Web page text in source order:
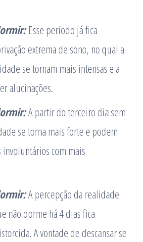
Esse período já fica
extrema de sono, no qual a
se tornam mais intensas e a
alucinações.
A partir do terceiro dia sem
se torna mais forte e podem
involuntários com mais
A percepção da realidade
não dorme há 4 dias fica
A vontade de descansar se